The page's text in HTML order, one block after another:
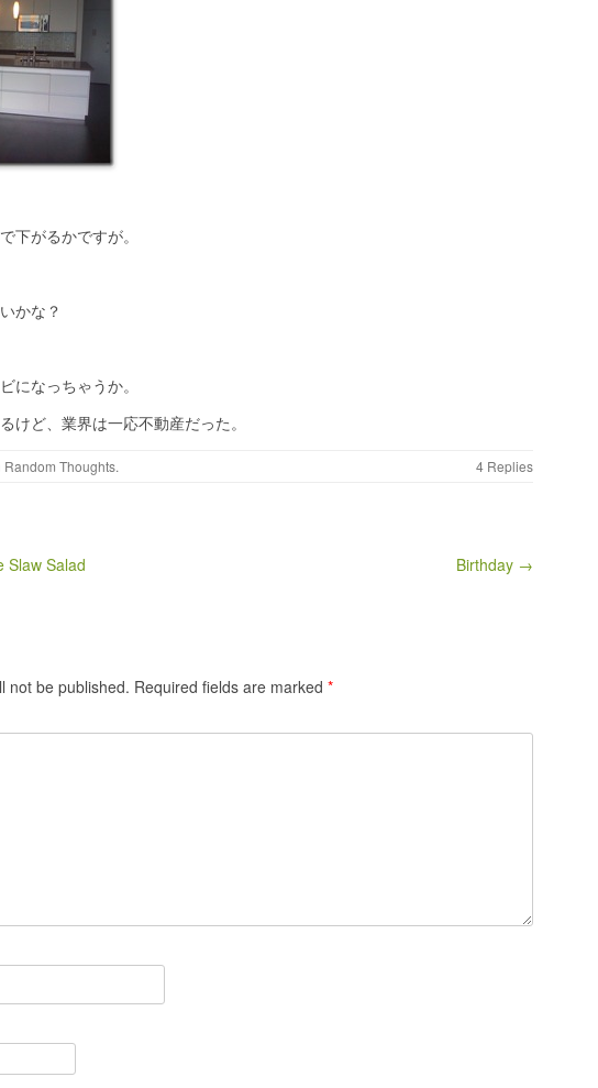
下がるかですが。
かな？
になっちゃうか。
けど、業界は一応不動産だった。
Random Thoughts. 4 Replies
Salad Birthday →
not be published. Required fields are marked *